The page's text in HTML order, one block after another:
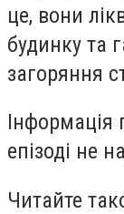
це, вони
будинку та
загоряння
епізоді не
Читайте